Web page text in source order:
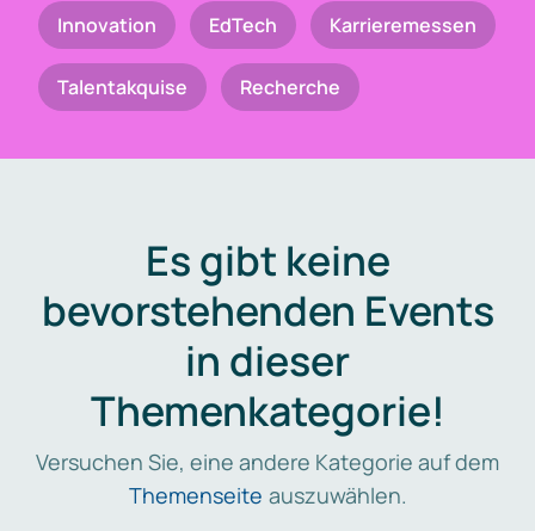
Innovation EdTech Karrieremessen
Talentakquise Recherche
Es gibt keine
bevorstehenden Events
in dieser
Themenkategorie!
Versuchen Sie, eine andere Kategorie auf dem
Themenseite auszuwählen.